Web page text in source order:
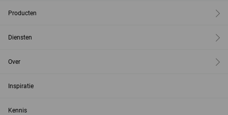
Producten
Diensten
Over
Inspiratie
Kennis